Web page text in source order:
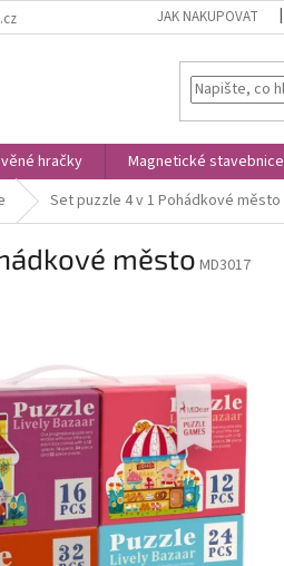
JAK NAKUPOVAT
hračky Magnetické stavebnice
Set puzzle 4 v 1 Pohádkové město
město MD3017